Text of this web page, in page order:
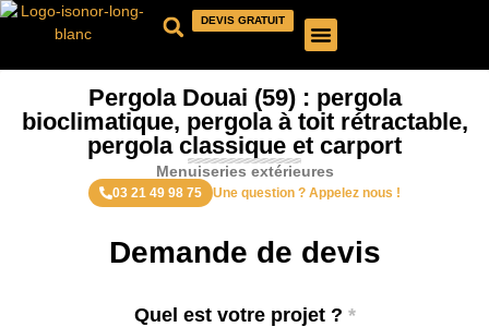
DEVIS GRATUIT
Pergola Douai (59) : pergola
bioclimatique, pergola à toit rétractable,
pergola classique et carport
Menuiseries extérieures
03 21 49 98 75 Une question ? Appelez nous !
Demande de devis
Quel est votre projet ? *